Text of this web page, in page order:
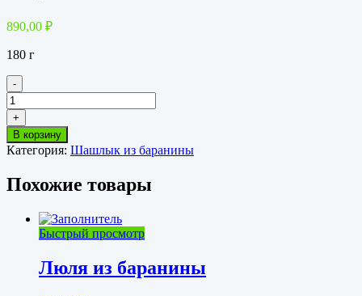
890,00 ₽
180 г
-
Количество
товара
Шашлык
из
бараньей
+
В корзину
Категория: Шашлык из баранины
Похожие товары
Быстрый просмотр
Люля из баранины